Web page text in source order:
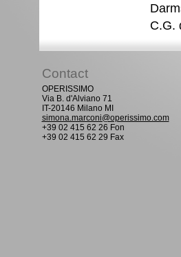
C.G.
Contact
OPERISSIMO
Via B. d'Alviano 71
IT-20146 Milano MI
simona.marconi@operissimo.com
+39 02 415 62 26 Fon
+39 02 415 62 29 Fax